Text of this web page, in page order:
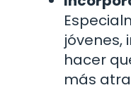
jóvenes,
hacer
más